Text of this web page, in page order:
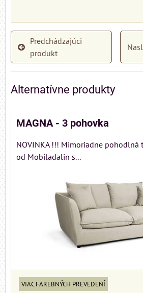
Predchádzajúci
produkt
Alternatívne produkty
MAGNA - 3 pohovka
NOVINKA !!! Mimoriadne pohodlná
od Mobiladalin s...
VIAC FAREBNÝCH PREVEDENÍ